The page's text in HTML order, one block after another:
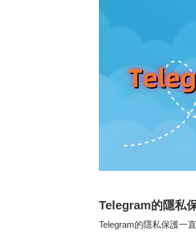
Telegram的隱私
Telegram的隱私保護一